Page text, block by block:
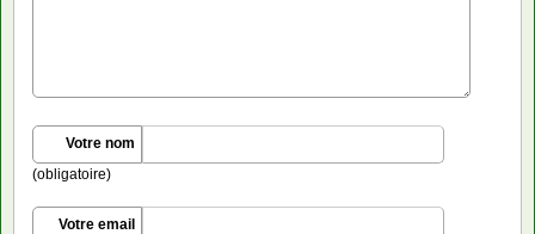
Votre nom
(obligatoire)
Votre email